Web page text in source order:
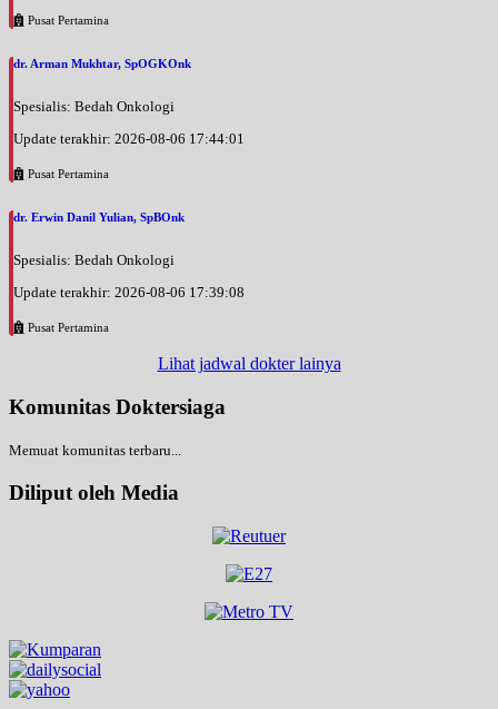
Pusat Pertamina
dr. Arman Mukhtar, SpOGKOnk
Spesialis: Bedah Onkologi
Update terakhir: 2026-08-06 17:44:01
Pusat Pertamina
dr. Erwin Danil Yulian, SpBOnk
Spesialis: Bedah Onkologi
Update terakhir: 2026-08-06 17:39:08
Pusat Pertamina
Lihat jadwal dokter lainya
Komunitas Doktersiaga
Memuat komunitas terbaru...
Diliput oleh Media